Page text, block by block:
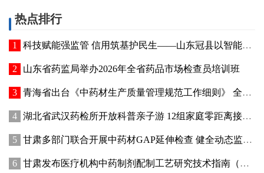
热点排行
科技赋能强监管 信用筑基护民生——山东冠县以智能管控提质“两定机构”医保服务能力
山东省药监局举办2026年全省药品市场检查员培训班
青海省出台《中药材生产质量管理规范工作细则》 全面强化中药材质量源头管控
湖北省武汉药检所开放科普亲子游 12组家庭零距离接触药品检验
甘肃多部门联合开展中药材GAP延伸检查 健全动态监管机制
甘肃发布医疗机构中药制剂配制工艺研究技术指南（试行）